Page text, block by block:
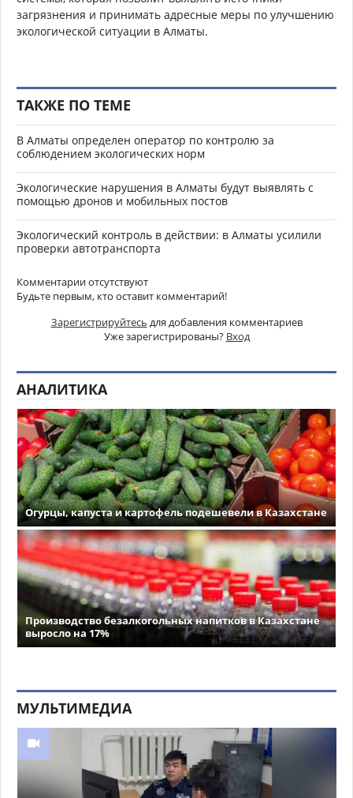
загрязнения и принимать адресные меры по улучшению
экологической ситуации в Алматы.
ТАКЖЕ ПО ТЕМЕ
В Алматы определен оператор по контролю за
соблюдением экологических норм
Экологические нарушения в Алматы будут выявлять с
помощью дронов и мобильных постов
Экологический контроль в действии: в Алматы усилили
проверки автотранспорта
Комментарии отсутствуют
Будьте первым, кто оставит комментарий!
Зарегистрируйтесь для добавления комментариев
Уже зарегистрированы? Вход
АНАЛИТИКА
Огурцы, капуста и картофель подешевели в Казахстане
Производство безалкогольных напитков в Казахстане
выросло на 17%
МУЛЬТИМЕДИА